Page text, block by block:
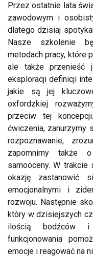
Przez ostatnie lata
zawodowym i
dlatego dzisiaj
Nasze szkolenie
metodach pracy, które
ale także przenieść
eksploracji definicji
jakie są jej
oxfordzkiej
przeciw tej
ćwiczenia, zanurzymy
rozpoznawanie,
zapomnimy także
samooceny. W
okazję zastanowić
emocjonalnymi i
rozwoju. Następnie
który w dzisiejszych
ilością bodźców i
funkcjonowania
emocje i reagować na